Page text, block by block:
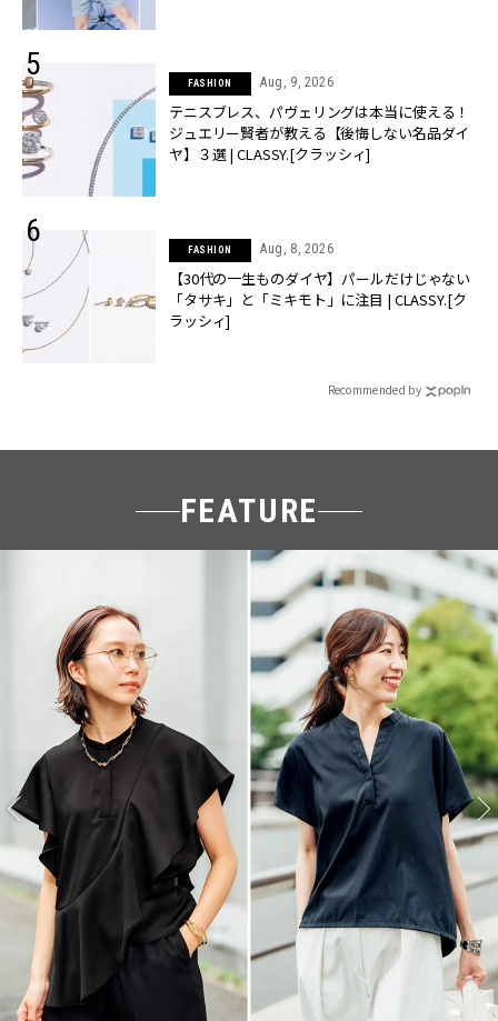
FASHION Aug, 9, 2026
テニスブレス、パヴェリングは本当に使える！
ジュエリー賢者が教える【後悔しない名品ダイ
ヤ】３選 | CLASSY.[クラッシィ]
FASHION Aug, 8, 2026
【30代の一生ものダイヤ】パールだけじゃない
「タサキ」と「ミキモト」に注目 | CLASSY.[ク
ラッシィ]
Recommended by
FEATURE